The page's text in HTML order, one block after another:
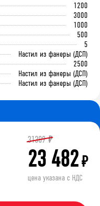
1200
3000
1000
500
5
Настил из фанеры (ДСП)
2500
Настил из фанеры (ДСП)
Настил из фанеры (ДСП)
31309 ₽
23 482₽
цена указана с НДС